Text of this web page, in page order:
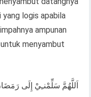
yang logis apabila
ampunan
menyambut
اَللَّهُمَّ سَلِّمْنـِيْ إِلَى